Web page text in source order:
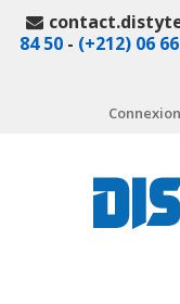
84 50 - (+212) 06